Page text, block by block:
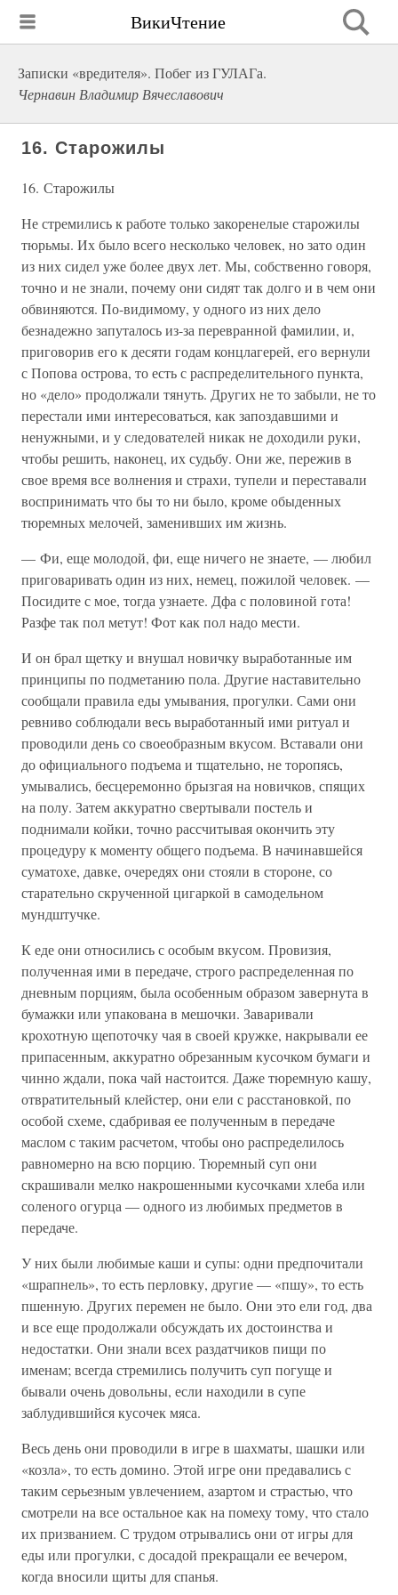
ВикиЧтение
Записки «вредителя». Побег из ГУЛАГа.
Чернавин Владимир Вячеславович
16. Старожилы
16. Старожилы
Не стремились к работе только закоренелые старожилы
тюрьмы. Их было всего несколько человек, но зато один
из них сидел уже более двух лет. Мы, собственно говоря,
точно и не знали, почему они сидят так долго и в чем они
обвиняются. По-видимому, у одного из них дело
безнадежно запуталось из-за перевранной фамилии, и,
приговорив его к десяти годам концлагерей, его вернули
с Попова острова, то есть с распределительного пункта,
но «дело» продолжали тянуть. Других не то забыли, не то
перестали ими интересоваться, как запоздавшими и
ненужными, и у следователей никак не доходили руки,
чтобы решить, наконец, их судьбу. Они же, пережив в
свое время все волнения и страхи, тупели и переставали
воспринимать что бы то ни было, кроме обыденных
тюремных мелочей, заменивших им жизнь.
— Фи, еще молодой, фи, еще ничего не знаете, — любил
приговаривать один из них, немец, пожилой человек. —
Посидите с мое, тогда узнаете. Дфа с половиной гота!
Разфе так пол метут! Фот как пол надо мести.
И он брал щетку и внушал новичку выработанные им
принципы по подметанию пола. Другие наставительно
сообщали правила еды умывания, прогулки. Сами они
ревниво соблюдали весь выработанный ими ритуал и
проводили день со своеобразным вкусом. Вставали они
до официального подъема и тщательно, не торопясь,
умывались, бесцеремонно брызгая на новичков, спящих
на полу. Затем аккуратно свертывали постель и
поднимали койки, точно рассчитывая окончить эту
процедуру к моменту общего подъема. В начинавшейся
суматохе, давке, очередях они стояли в стороне, со
старательно скрученной цигаркой в самодельном
мундштучке.
К еде они относились с особым вкусом. Провизия,
полученная ими в передаче, строго распределенная по
дневным порциям, была особенным образом завернута в
бумажки или упакована в мешочки. Заваривали
крохотную щепоточку чая в своей кружке, накрывали ее
припасенным, аккуратно обрезанным кусочком бумаги и
чинно ждали, пока чай настоится. Даже тюремную кашу,
отвратительный клейстер, они ели с расстановкой, по
особой схеме, сдабривая ее полученным в передаче
маслом с таким расчетом, чтобы оно распределилось
равномерно на всю порцию. Тюремный суп они
скрашивали мелко накрошенными кусочками хлеба или
соленого огурца — одного из любимых предметов в
передаче.
У них были любимые каши и супы: одни предпочитали
«шрапнель», то есть перловку, другие — «пшу», то есть
пшенную. Других перемен не было. Они это ели год, два
и все еще продолжали обсуждать их достоинства и
недостатки. Они знали всех раздатчиков пищи по
именам; всегда стремились получить суп погуще и
бывали очень довольны, если находили в супе
заблудившийся кусочек мяса.
Весь день они проводили в игре в шахматы, шашки или
«козла», то есть домино. Этой игре они предавались с
таким серьезным увлечением, азартом и страстью, что
смотрели на все остальное как на помеху тому, что стало
их призванием. С трудом отрывались они от игры для
еды или прогулки, с досадой прекращали ее вечером,
когда вносили щиты для спанья.